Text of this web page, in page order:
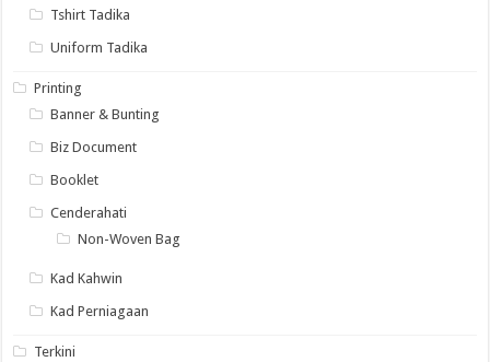
Tshirt Tadika
Uniform Tadika
Printing
Banner & Bunting
Biz Document
Booklet
Cenderahati
Non-Woven Bag
Kad Kahwin
Kad Perniagaan
Terkini